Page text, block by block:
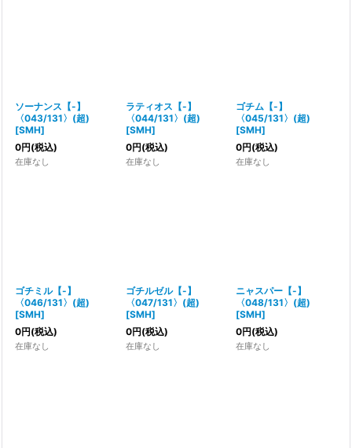
ソーナンス【-】
〈043/131〉(超)
[SMH]
0円(税込)
在庫なし
ラティオス【-】
〈044/131〉(超)
[SMH]
0円(税込)
在庫なし
ゴチム【-】
〈045/131〉(超)
[SMH]
0円(税込)
在庫なし
ゴチミル【-】
〈046/131〉(超)
[SMH]
0円(税込)
在庫なし
ゴチルゼル【-】
〈047/131〉(超)
[SMH]
0円(税込)
在庫なし
ニャスパー【-】
〈048/131〉(超)
[SMH]
0円(税込)
在庫なし